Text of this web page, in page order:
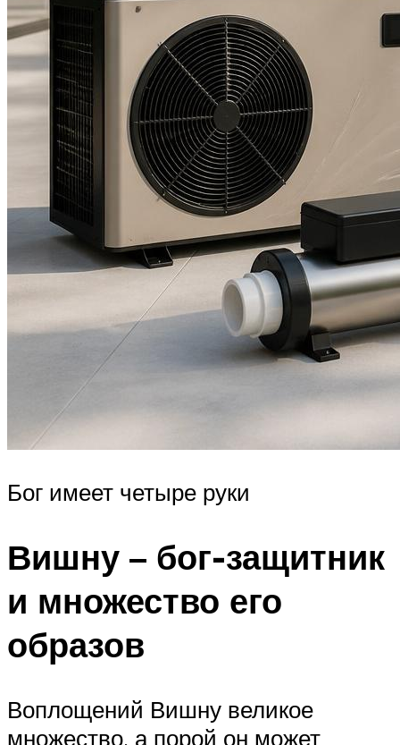
Бог имеет четыре руки
Вишну – бог-защитник
и множество его
образов
Воплощений Вишну великое
множество, а порой он может